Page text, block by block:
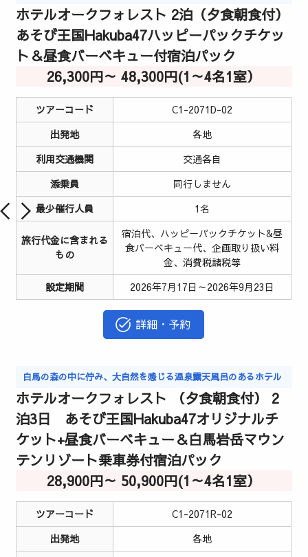
ホテルオークフォレスト 2泊（夕食朝食付）
あそび王国Hakuba47ハッピーパックチケッ
ト＆昼食バーベキュー付宿泊パック
26,300円～ 48,300円(1～4名1室）
ツアーコード
C1-2071D-02
出発地
各地
利用交通機関
交通各自
添乗員
同行しません
最少催行人員
1名
旅行代金に含まれる
もの
宿泊代、ハッピーパックチケット&昼
食バーベキュー代、企画取り扱い料
金、消費税諸税等
設定期間
2026年7月17日～2026年9月23日
詳細・予約
白馬の森の中に佇み、大自然を感じる温泉露天風呂のあるホテル
ホテルオークフォレスト （夕食朝食付） 2
泊3日 あそび王国Hakuba47オリジナルチ
ケット+昼食バーベキュー＆白馬岩岳マウン
テンリゾート乗車券付宿泊パック
28,900円～ 50,900円(1～4名1室）
ツアーコード
C1-2071R-02
出発地
各地